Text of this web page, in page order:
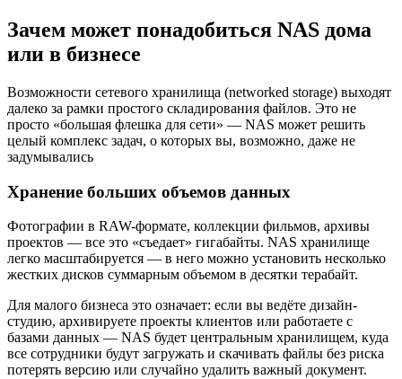
Зачем может понадобиться NAS дома
или в бизнесе
Возможности сетевого хранилища (networked storage) выходят
далеко за рамки простого складирования файлов. Это не
просто «большая флешка для сети» — NAS может решить
целый комплекс задач, о которых вы, возможно, даже не
задумывались
Хранение больших объемов данных
Фотографии в RAW-формате, коллекции фильмов, архивы
проектов — все это «съедает» гигабайты. NAS хранилище
легко масштабируется — в него можно установить несколько
жестких дисков суммарным объемом в десятки терабайт.
Для малого бизнеса это означает: если вы ведёте дизайн-
студию, архивируете проекты клиентов или работаете с
базами данных — NAS будет центральным хранилищем, куда
все сотрудники будут загружать и скачивать файлы без риска
потерять версию или случайно удалить важный документ.